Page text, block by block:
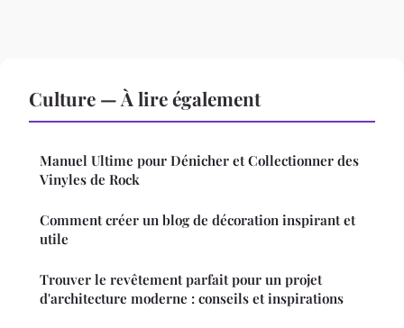
Culture — À lire également
Manuel Ultime pour Dénicher et Collectionner des
Vinyles de Rock
Comment créer un blog de décoration inspirant et
utile
Trouver le revêtement parfait pour un projet
d'architecture moderne : conseils et inspirations